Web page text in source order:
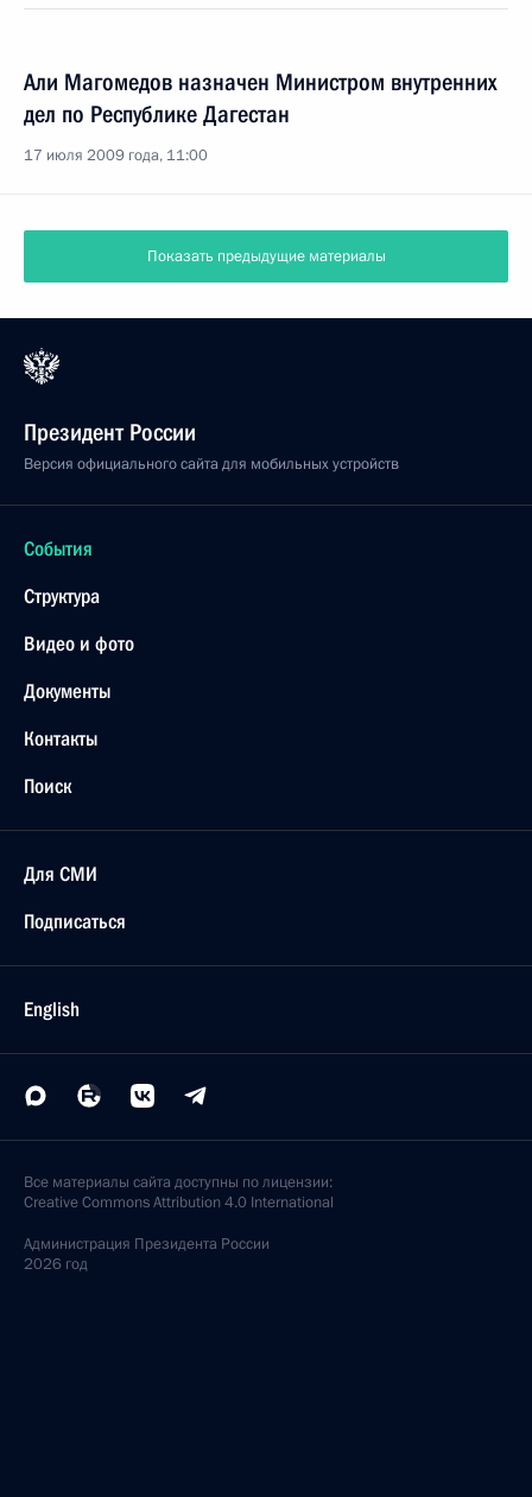
Али Магомедов назначен Министром внутренних
дел по Республике Дагестан
17 июля 2009 года, 11:00
Показать предыдущие материалы
Президент России
Версия официального сайта для мобильных устройств
События
Структура
Видео и фото
Документы
Контакты
Поиск
Для СМИ
Подписаться
English
Все материалы сайта доступны по лицензии:
Creative Commons Attribution 4.0 International
Администрация Президента России
2026 год